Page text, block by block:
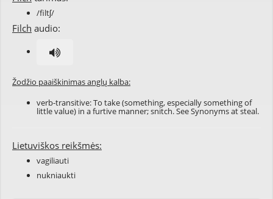
/filtʃ/
Filch audio:
Žodžio paaiškinimas anglų kalba:
verb-transitive: To take (something, especially something of
little value) in a furtive manner; snitch. See Synonyms atsteal.
Lietuviškos reikšmės:
vagiliauti
nukniaukti